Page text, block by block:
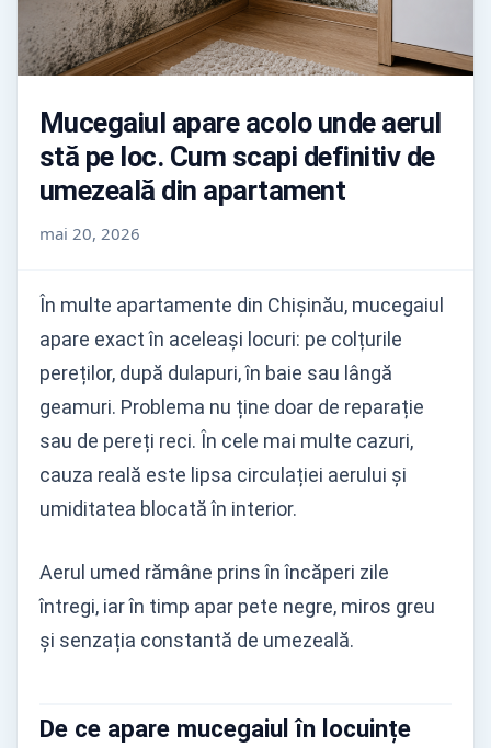
Mucegaiul apare acolo unde aerul
stă pe loc. Cum scapi definitiv de
umezeală din apartament
mai 20, 2026
În multe apartamente din Chișinău, mucegaiul
apare exact în aceleași locuri: pe colțurile
pereților, după dulapuri, în baie sau lângă
geamuri. Problema nu ține doar de reparație
sau de pereți reci. În cele mai multe cazuri,
cauza reală este lipsa circulației aerului și
umiditatea blocată în interior.
Aerul umed rămâne prins în încăperi zile
întregi, iar în timp apar pete negre, miros greu
și senzația constantă de umezeală.
De ce apare mucegaiul în locuințe